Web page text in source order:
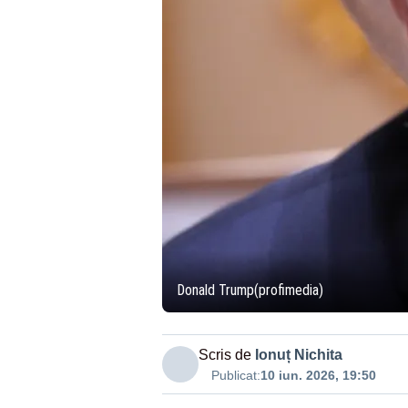
Donald Trump(profimedia)
Scris de Ionuț Nichita
Publicat:10 iun. 2026, 19:50